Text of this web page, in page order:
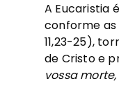
A Eucaristia
conforme as
11,23-25),
de Cristo e
vossa